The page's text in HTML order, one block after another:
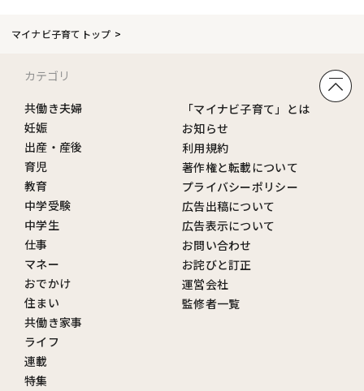
マイナビ子育てトップ
カテゴリ
共働き夫婦
妊娠
出産・産後
育児
教育
中学受験
中学生
仕事
マネー
おでかけ
住まい
共働き家事
ライフ
連載
特集
「マイナビ子育て」とは
お知らせ
利用規約
著作権と転載について
プライバシーポリシー
広告出稿について
広告表示について
お問い合わせ
お詫びと訂正
運営会社
監修者一覧